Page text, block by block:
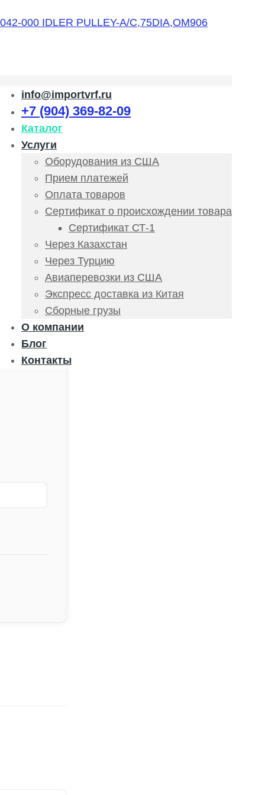
info@importvrf.ru
+7 (904) 369-82-09
Каталог
Услуги
Оборудования из США
Прием платежей
Оплата товаров
Сертификат о происхождении товара
Сертификат СТ-1
Через Казахстан
Через Турцию
Авиаперевозки из США
Экспресс доставка из Китая
Сборные грузы
О компании
Блог
Контакты